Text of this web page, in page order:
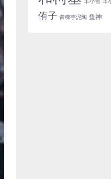
侑子 青稞芋泥陶 鱼神